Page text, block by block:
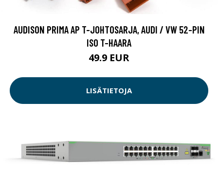
AUDISON PRIMA AP T-JOHTOSARJA, AUDI / VW 52-PIN
ISO T-HAARA
49.9 EUR
LISÄTIETOJA